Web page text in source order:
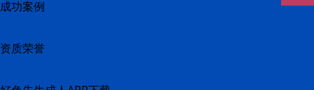
成功案例
资质荣誉